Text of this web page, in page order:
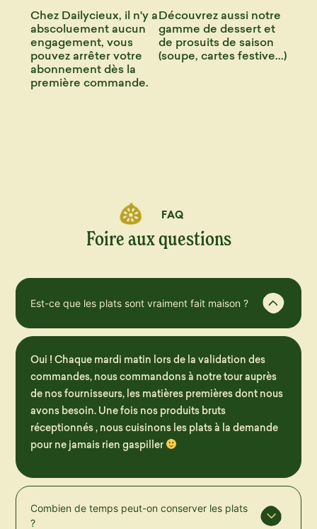
Chez Dailycieux, il n'y a
abscoluement aucun
engagement, vous
pouvez arrêter votre
abonnement dès la
première commande.
Découvrez aussi notre
gamme de dessert et
de prosuits de saison
(soupe, cartes festive...)
FAQ
Foire aux questions
Est-ce que les plats sont vraiment fait maison ?
Oui ! Chaque mardi matin lors de la validation des
commandes, nous commandons à notre tour auprès
de nos fournisseurs, les matières premières dont nous
avons besoin. Une fois nos produits bruts
réceptionnés , nous cuisinons les plats à la demande
pour ne jamais rien gaspiller
Combien de temps peut-on conserver les plats
?